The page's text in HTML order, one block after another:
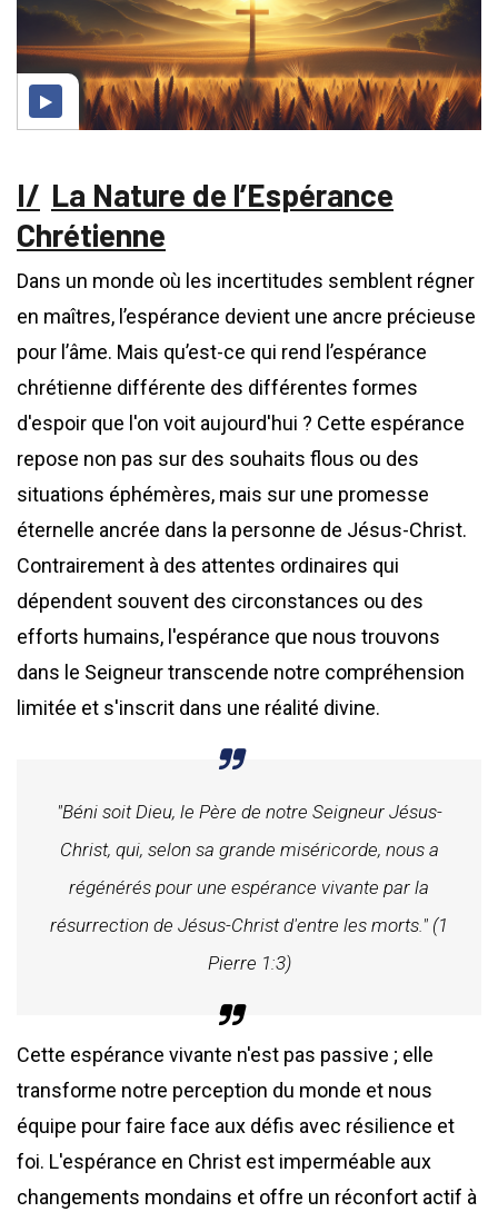
La Nature de l’Espérance
Chrétienne
Dans un monde où les incertitudes semblent régner
en maîtres, l’espérance devient une ancre précieuse
pour l’âme. Mais qu’est-ce qui rend l’espérance
chrétienne différente des différentes formes
d'espoir que l'on voit aujourd'hui ? Cette espérance
repose non pas sur des souhaits flous ou des
situations éphémères, mais sur une promesse
éternelle ancrée dans la personne de Jésus-Christ.
Contrairement à des attentes ordinaires qui
dépendent souvent des circonstances ou des
efforts humains, l'espérance que nous trouvons
dans le Seigneur transcende notre compréhension
limitée et s'inscrit dans une réalité divine.
"Béni soit Dieu, le Père de notre Seigneur Jésus-
Christ, qui, selon sa grande miséricorde, nous a
régénérés pour une espérance vivante par la
résurrection de Jésus-Christ d'entre les morts." (1
Pierre 1:3)
Cette espérance vivante n'est pas passive ; elle
transforme notre perception du monde et nous
équipe pour faire face aux défis avec résilience et
foi. L'espérance en Christ est imperméable aux
changements mondains et offre un réconfort actif à